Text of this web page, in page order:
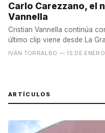
Carlo Carezzano, el
Vannella
Cristian Vannella continúa
último clip viene desde La
IVÁN TORRALBO — 15 DE
ARTÍCULOS